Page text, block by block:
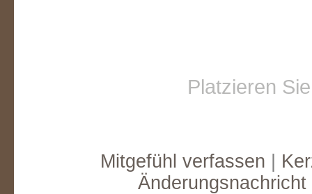
Platzieren
Mitgefühl verfassen